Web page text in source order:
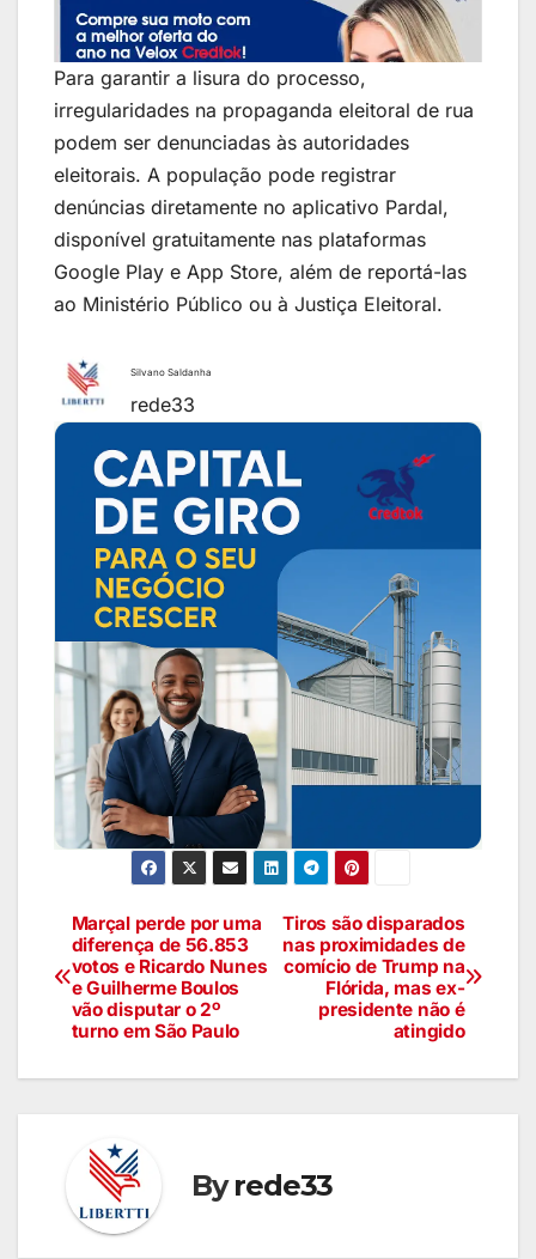
Financie seu veículo de forma rápida e 100%
Para garantir a lisura do processo,
irregularidades na propaganda eleitoral de rua
podem ser denunciadas às autoridades
eleitorais. A população pode registrar
denúncias diretamente no aplicativo Pardal,
disponível gratuitamente nas plataformas
Google Play e App Store, além de reportá-las
ao Ministério Público ou à Justiça Eleitoral.
Silvano Saldanha
rede33
Tiros são disparados
nas proximidades de
comício de Trump na
Flórida, mas ex-
presidente não é
atingido
Marçal perde por uma
diferença de 56.853
votos e Ricardo Nunes
e Guilherme Boulos
vão disputar o 2º
turno em São Paulo
Byrede33